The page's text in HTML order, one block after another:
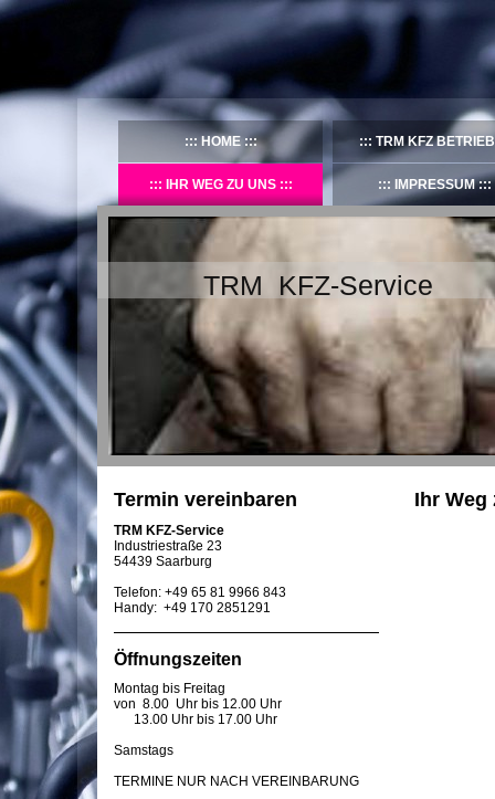
HOME TRM KFZ BETRIEB
IHR WEG ZU UNS IMPRESSUM
TRM KFZ-Service
Ihr Weg
Termin vereinbaren
TRM KFZ-Service
Industriestraße 23
54439 Saarburg
Telefon: +49 65 81 9966 843
Handy: +49 170 2851291
Öffnungszeiten
Montag bis Freitag
von 8.00 Uhr bis 12.00 Uhr
13.00 Uhr bis 17.00 Uhr
Samstags
TERMINE NUR NACH VEREINBARUNG